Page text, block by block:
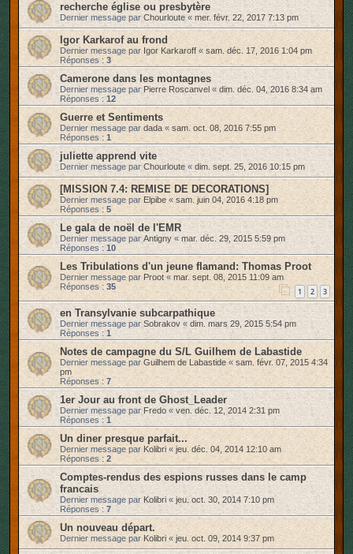
recherche église ou presbytère
Dernier message parChourloute « mer. févr. 22, 2017 7:13 pm
Igor Karkarof au frond
Dernier message par Igor Karkaroff« sam. déc. 17, 2016 1:04 pm
Réponses : 3
Camerone dans les montagnes
Dernier message par Pierre Roscanvel « dim. déc. 04, 2016 8:34 am
Réponses : 12
Guerre et Sentiments
Dernier message par dada «sam. oct. 08, 2016 7:55 pm
Réponses : 1
juliette apprend vite
Dernier message parChourloute « dim. sept. 25, 2016 10:15 pm
[MISSION 7.4: REMISE DE DECORATIONS]
Dernier message par Elpibe« sam. juin 04, 2016 4:18 pm
Réponses : 5
Le gala de noël de l'EMR
Dernier message parAntigny « mar. déc. 29, 2015 5:59 pm
Réponses : 10
Les Tribulations d'un jeune flamand: Thomas Proot
Dernier message par Proot « mar. sept. 08, 2015 11:09 am
Réponses : 35 1 2 3
en Transylvanie subcarpathique
Dernier message parSobrakov « dim. mars 29, 2015 5:54 pm
Réponses : 1
Notes de campagne du S/L Guilhem de Labastide
Dernier message par Guilhem de Labastide « sam. févr. 07, 2015 4:34
pm
Réponses : 7
1er Jour au front de Ghost_Leader
Dernier message parFredo « ven. déc. 12, 2014 2:31 pm
Réponses : 1
Un diner presque parfait...
Dernier message par Kolibri« jeu. déc. 04, 2014 12:10 am
Réponses : 2
Comptes-rendus des espions russes dans le camp
francais
Dernier message par Kolibri « jeu. oct. 30, 2014 7:10 pm
Réponses : 7
Un nouveau départ.
Dernier message par Kolibri« jeu. oct. 09, 2014 9:37 pm